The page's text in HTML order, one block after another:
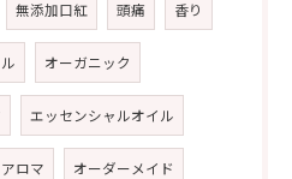
無添加口紅 頭痛 香り
オーガニック
エッセンシャルオイル
アロマ オーダーメイド